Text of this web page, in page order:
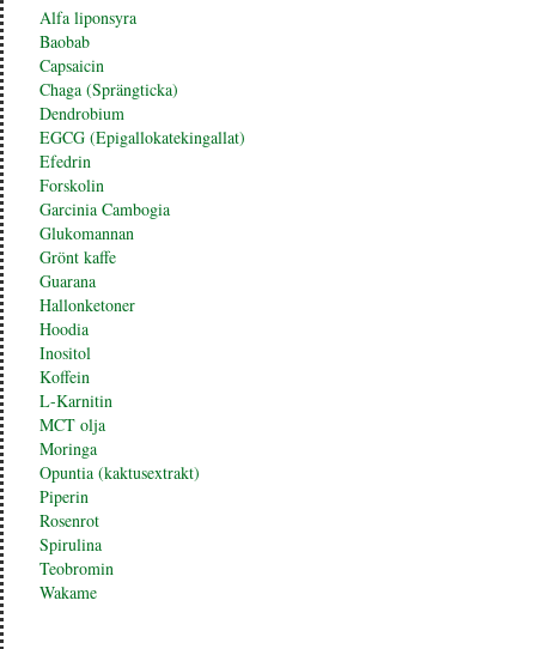
Alfa liponsyra
Baobab
Capsaicin
Chaga (Sprängticka)
Dendrobium
EGCG (Epigallokatekingallat)
Efedrin
Forskolin
Garcinia Cambogia
Glukomannan
Grönt kaffe
Guarana
Hallonketoner
Hoodia
Inositol
Koffein
L-Karnitin
MCT olja
Moringa
Opuntia (kaktusextrakt)
Piperin
Rosenrot
Spirulina
Teobromin
Wakame